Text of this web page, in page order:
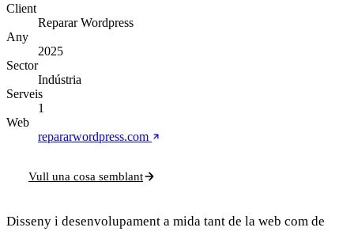
Client
Reparar Wordpress
Any
2025
Sector
Indústria
Serveis
1
Web
repararwordpress.com
Vull una cosa semblant
Disseny i desenvolupament a mida tant de la web com de